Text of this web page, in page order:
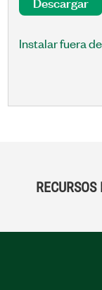
Instalar fuera